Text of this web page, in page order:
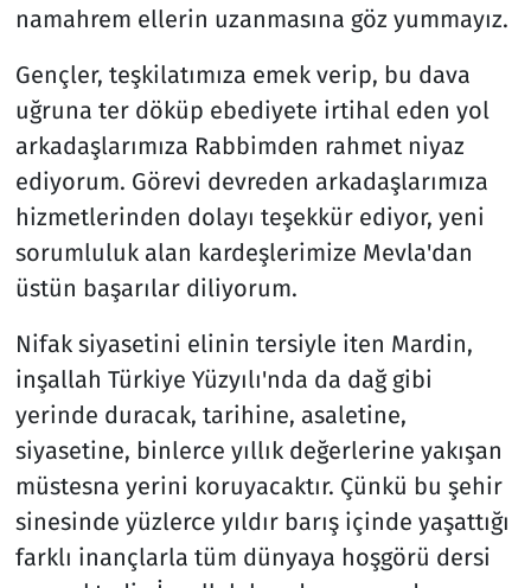
namahrem ellerin uzanmasına göz yummayız.
Gençler, teşkilatımıza emek verip, bu dava
uğruna ter döküp ebediyete irtihal eden yol
arkadaşlarımıza Rabbimden rahmet niyaz
ediyorum. Görevi devreden arkadaşlarımıza
hizmetlerinden dolayı teşekkür ediyor, yeni
sorumluluk alan kardeşlerimize Mevla'dan
üstün başarılar diliyorum.
Nifak siyasetini elinin tersiyle iten Mardin,
inşallah Türkiye Yüzyılı'nda da dağ gibi
yerinde duracak, tarihine, asaletine,
siyasetine, binlerce yıllık değerlerine yakışan
müstesna yerini koruyacaktır. Çünkü bu şehir
sinesinde yüzlerce yıldır barış içinde yaşattığı
farklı inançlarla tüm dünyaya hoşgörü dersi